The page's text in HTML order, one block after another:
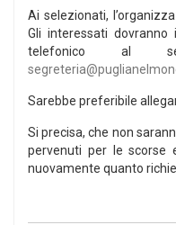
Ai selezionati,
Gli interessati
telefonico al
Sarebbe preferibile
Si precisa, che non
pervenuti per le scorse
nuovamente quanto